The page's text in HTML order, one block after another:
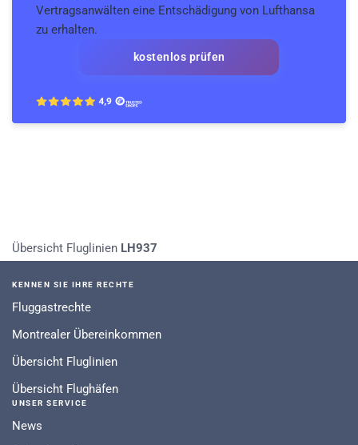
Vertragsanwälten eine Entschädigung von Lufthansa
zu erhalten.
kostenlos prüfen
Übersicht Fluglinien LH937
KENNEN SIE IHRE RECHTE
Fluggastrechte
Montrealer Übereinkommen
Übersicht Fluglinien
Übersicht Flughäfen
UNSER SERVICE
News